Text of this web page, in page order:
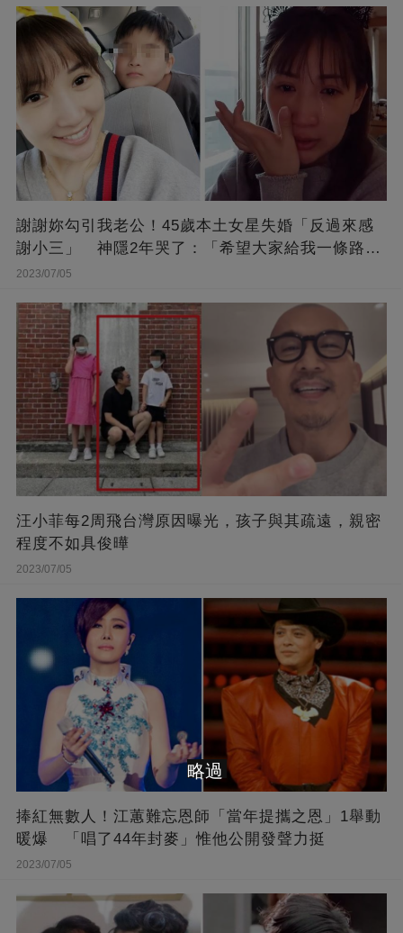
謝謝妳勾引我老公！45歲本土女星失婚「反過來感
謝小三」 神隱2年哭了：「希望大家給我一條路
走...」
2023/07/05
汪小菲每2周飛台灣原因曝光，孩子與其疏遠，親密
程度不如具俊曄
2023/07/05
捧紅無數人！江蕙難忘恩師「當年提攜之恩」1舉動
暖爆 「唱了44年封麥」惟他公開發聲力挺
2023/07/05
略過